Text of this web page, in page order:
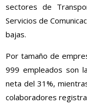
sectores de
Servicios de
bajas.
Por tamaño de
999 empleados son
neta del 31%,
colaboradores